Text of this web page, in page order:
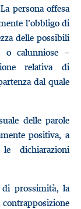
persona offesa
l’obbligo di
delle possibili
o calunniose –
relativa di
dal quale
delle parole
positiva, a
dichiarazioni
di prossimità, la